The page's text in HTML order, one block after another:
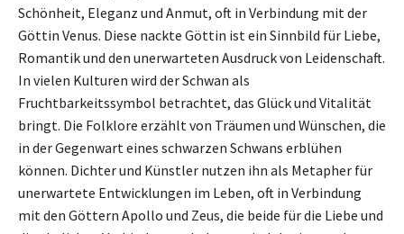
Schönheit, Eleganz und Anmut, oft in Verbindung mit der
Göttin Venus. Diese nackte Göttin ist ein Sinnbild für Liebe,
Romantik und den unerwarteten Ausdruck von Leidenschaft.
In vielen Kulturen wird der Schwan als
Fruchtbarkeitssymbol betrachtet, das Glück und Vitalität
bringt. Die Folklore erzählt von Träumen und Wünschen, die
in der Gegenwart eines schwarzen Schwans erblühen
können. Dichter und Künstler nutzen ihn als Metapher für
unerwartete Entwicklungen im Leben, oft in Verbindung
mit den Göttern Apollo und Zeus, die beide für die Liebe und